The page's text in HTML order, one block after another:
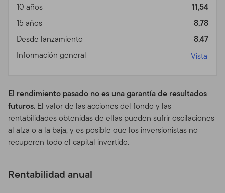
10 años
11,54
15 años
8,78
Desde lanzamiento
8,47
Información general
Vista
El rendimiento pasado no es una garantía de resultados
futuros. El valor de las acciones del fondo y las
rentabilidades obtenidas de ellas pueden sufrir oscilaciones
al alza o a la baja, y es posible que los inversionistas no
recuperen todo el capital invertido.
Rentabilidad anual
que ese consentimiento será efectivo cada vez que
usted utilice el Sitio.
Comunicaciones No Solicitadas.
sobre este Sitio son bienvenidos y pueden ser utilizados
nosotros lo utilizáramos para desarrollar o vender
productos, servicios, contenidos, herramientas o
información, usted acuerda en que podemos hacerlo
sin brindarle compensación alguna. Al proveernos de
tales Comunicaciones, usted nos induce a pensar
licencia perpetua, en todo el mundo, libre de regalías, e